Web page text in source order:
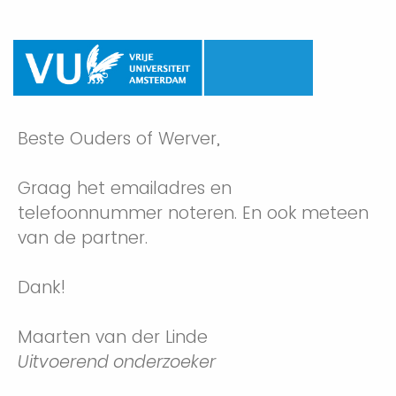
Beste Ouders of Werver,
Graag het emailadres en
telefoonnummer noteren. En ook meteen
van de partner.
Dank!
Maarten van der Linde
Uitvoerend onderzoeker